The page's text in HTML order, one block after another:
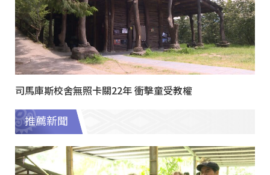
司馬庫斯校舍無照卡關22年 衝擊童受教權
推薦新聞